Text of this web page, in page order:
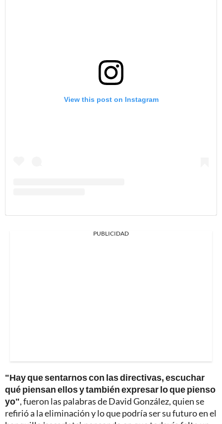
View this post on Instagram
PUBLICIDAD
"Hay que sentarnos con las directivas, escuchar
qué piensan ellos y también expresar lo que pienso
yo", fueron las palabras de David González, quien se
refirió a la eliminación y lo que podría ser su futuro en el